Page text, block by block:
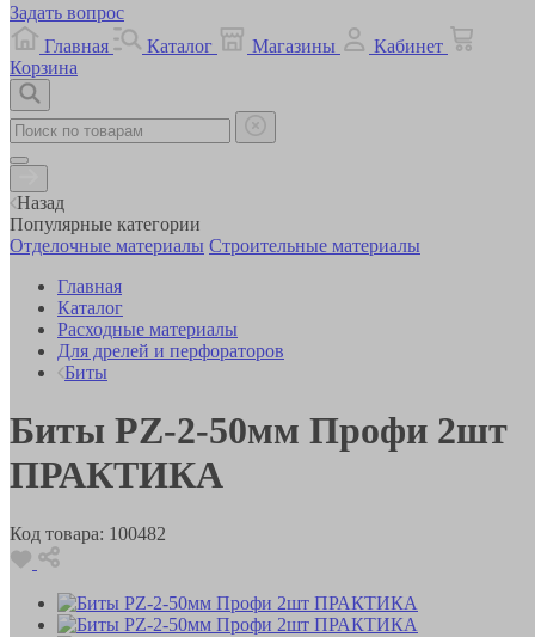
Задать вопрос
Главная
Каталог Магазины
Кабинет
Корзина
Назад
Популярные категории
Отделочные материалы Строительные материалы
Главная
Каталог
Расходные материалы
Для дрелей и перфораторов
Биты
Биты PZ-2-50мм Профи 2шт
ПРАКТИКА
Код товара: 100482